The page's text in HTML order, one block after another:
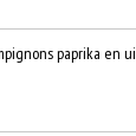
paprika en ui